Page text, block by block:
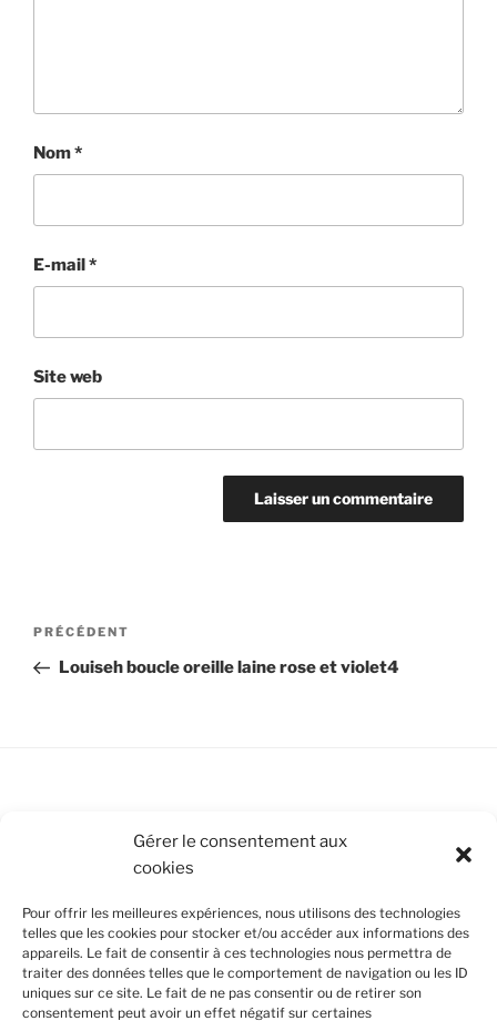
Gérer le consentement aux
cookies
Pour offrir les meilleures expériences, nous utilisons des technologies
telles que les cookies pour stocker et/ou accéder aux informations des
appareils. Le fait de consentir à ces technologies nous permettra de
traiter des données telles que le comportement de navigation ou les ID
uniques sur ce site. Le fait de ne pas consentir ou de retirer son
consentement peut avoir un effet négatif sur certaines
Nom*
E-mail*
Site web
Navigation
l’article
Article
précédent
PRÉCÉDENT
Louiseh boucle oreille laine rose et violet4
Conditions Générales de Vente
Politique de cookies (UE)
SUIVEZ-NOUS